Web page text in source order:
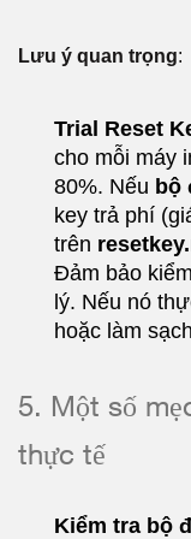
Lưu ý quan trọng:
Trial Reset
cho mỗi máy
80%. Nếu bộ
key trả phí
trên
Đảm bảo
lý. Nếu nó
hoặc làm
5. Một số
thực tế
Kiểm tra bộ